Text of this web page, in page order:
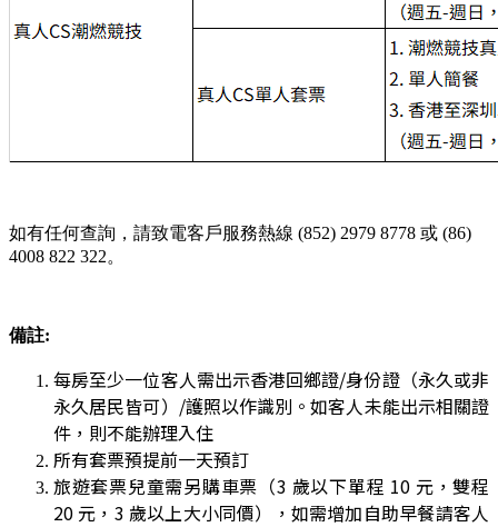
如有任何查詢，請致電客戶服務熱線 (852) 2979 8778 或 (86)
4008 822 322。
備註:
每房至少一位客人需出示香港回鄉證/身份證（永久或非
永久居民皆可）/護照以作識別。如客人未能出示相關證
件，則不能辦理入住
所有套票預提前一天預訂
旅遊套票兒童需另購車票（3 歲以下單程 10 元，雙程
20 元，3 歲以上大小同價），如需增加自助早餐請客人